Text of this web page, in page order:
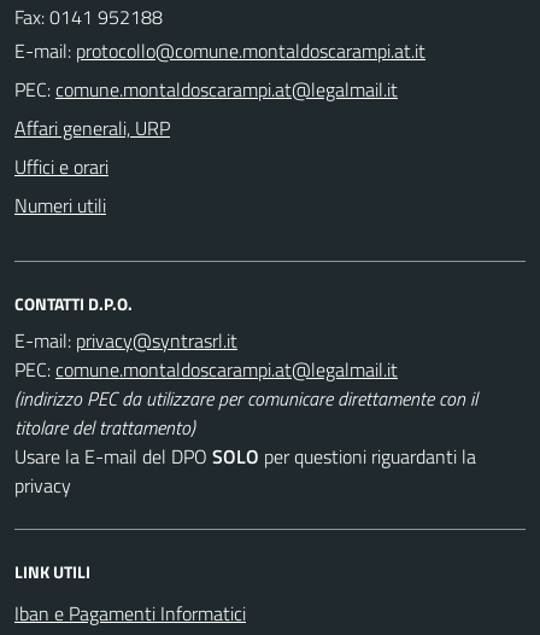
Fax: 0141 952188
E-mail:
PEC:
Affari generali, URP
Uffici e orari
Numeri utili
CONTATTI D.P.O.
E-mail:
PEC:
(indirizzo PEC da utilizzare per comunicare direttamente con il
titolare del trattamento)
Usare la E-mail del DPO SOLO per questioni riguardanti la
privacy
LINK UTILI
Iban e Pagamenti Informatici